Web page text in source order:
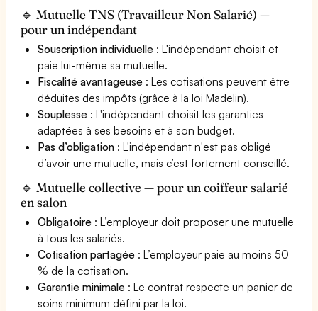
🔹 Mutuelle TNS (Travailleur Non Salarié) —
pour un indépendant
Souscription individuelle : L'indépendant choisit et
paie lui-même sa mutuelle.
Fiscalité avantageuse : Les cotisations peuvent être
déduites des impôts (grâce à la loi Madelin).
Souplesse : L'indépendant choisit les garanties
adaptées à ses besoins et à son budget.
Pas d’obligation : L'indépendant n'est pas obligé
d’avoir une mutuelle, mais c’est fortement conseillé.
🔹 Mutuelle collective — pour un coiffeur salarié
en salon
Obligatoire : L’employeur doit proposer une mutuelle
à tous les salariés.
Cotisation partagée : L’employeur paie au moins 50
% de la cotisation.
Garantie minimale : Le contrat respecte un panier de
soins minimum défini par la loi.